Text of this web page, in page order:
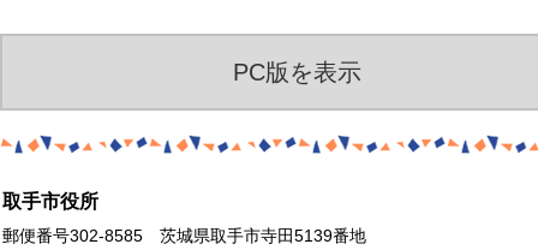
PC版を表示
取手市役所
郵便番号302-8585 茨城県取手市寺田5139番地